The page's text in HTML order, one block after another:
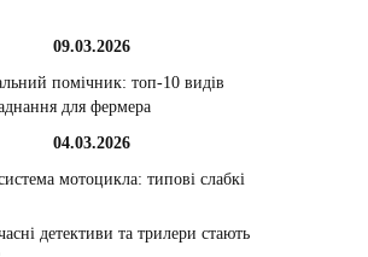
09.03.2026
помічник: топ-10 видів
для фермера
04.03.2026
мотоцикла: типові слабкі
детективи та трилери стають